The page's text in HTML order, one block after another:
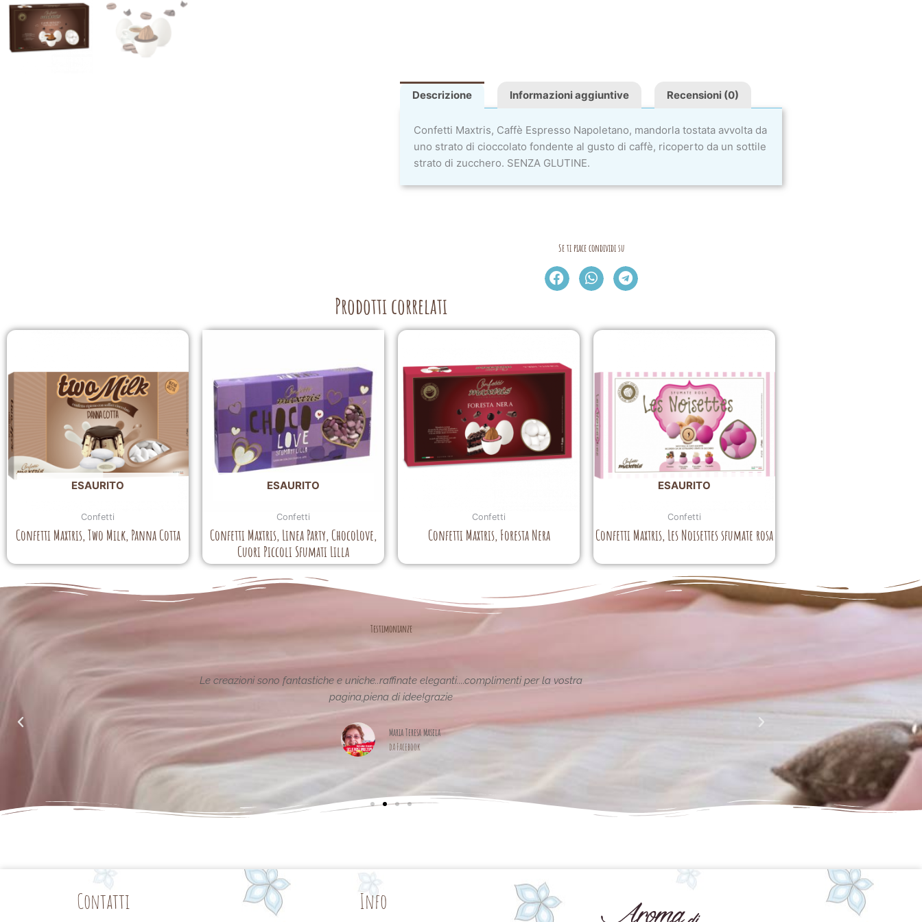
Descrizione Informazioni aggiuntive Recensioni (0)
Confetti Maxtris, Caffè Espresso Napoletano, mandorla tostata avvolta da
uno strato di cioccolato fondente al gusto di caffè, ricoperto da un sottile
strato di zucchero. SENZA GLUTINE.
Se ti piace condividi su
Prodotti correlati
ESAURITO
Confetti
Confetti Maxtris, Two Milk, Panna Cotta
ESAURITO
Confetti
Confetti Maxtris, Linea Party, ChocoLove,
Cuori Piccoli Sfumati Lilla
Confetti
Confetti Maxtris, Foresta Nera
ESAURITO
Confetti
Confetti Maxtris, Les Noisettes sfumate rosa
Testimonianze
reinterpretata in chiave
richieste di noi mamme.
Le creazioni sono fantastiche e uniche..raffinate eleganti....complimenti per la vostra
pagina,piena di idee!grazie
Maria Teresa Masela
da Facebook
La perfezione e l' armonia che è palese nei tuoi
Complimenti davvero!!!!
Giusy Rizzo
da Facebook
Contatti Info